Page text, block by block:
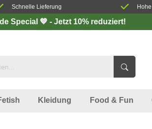
Schnelle Lieferung
Special 💙 - Jetzt 10% reduziert!
Kleidung Food & Fun